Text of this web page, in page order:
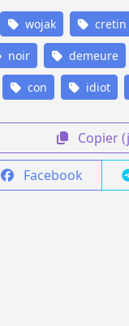
wojak cretin
noir demeure
con idiot
Copier
Facebook